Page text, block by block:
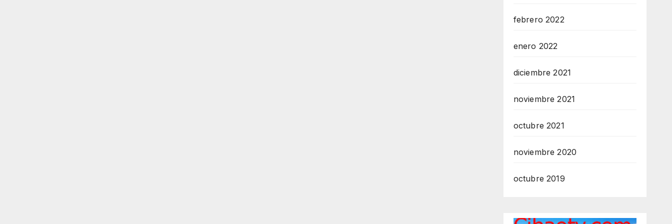
febrero 2022
enero 2022
diciembre 2021
noviembre 2021
octubre 2021
noviembre 2020
octubre 2019